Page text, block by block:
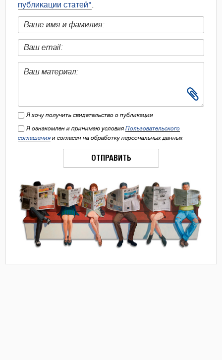
публикации статей".
Я хочу получить свидетельство о публикации
Я ознакомлен и принимаю условия Пользовательского
соглашения и согласен на обработку персональных данных
ОТПРАВИТЬ